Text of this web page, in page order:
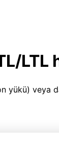
LTL
yükü)